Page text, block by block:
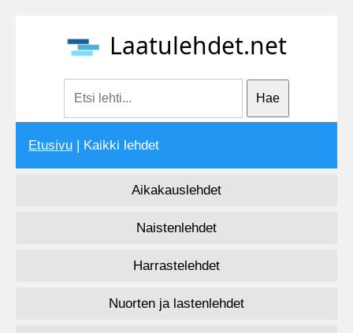
Laatulehdet.net
Etusivu | Kaikki lehdet
Aikakauslehdet
Naistenlehdet
Harrastelehdet
Nuorten ja lastenlehdet